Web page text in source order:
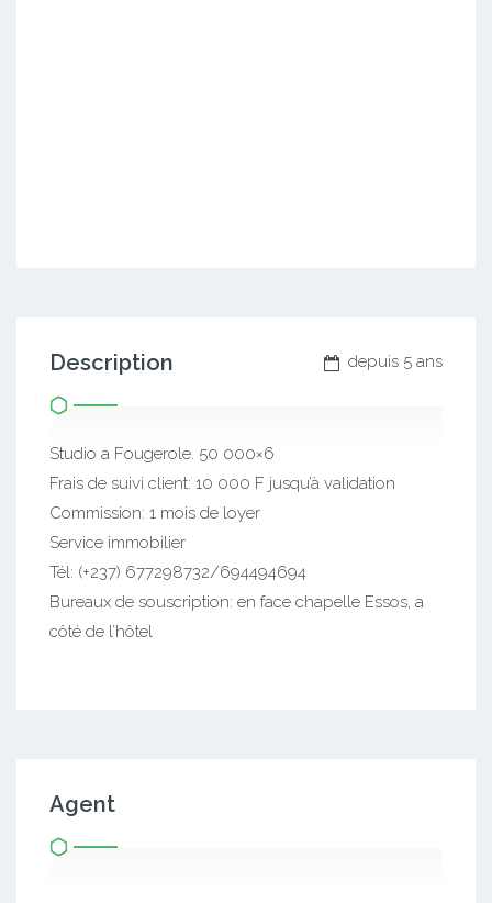
depuis 5 ans
Description
Studio a Fougerole. 50 000×6
Frais de suivi client: 10 000 F jusqu’à validation
Commission: 1 mois de loyer
Service immobilier
Tél: (+237) 677298732/694494694
Bureaux de souscription: en face chapelle Essos, a
côté de l’hôtel
Agent